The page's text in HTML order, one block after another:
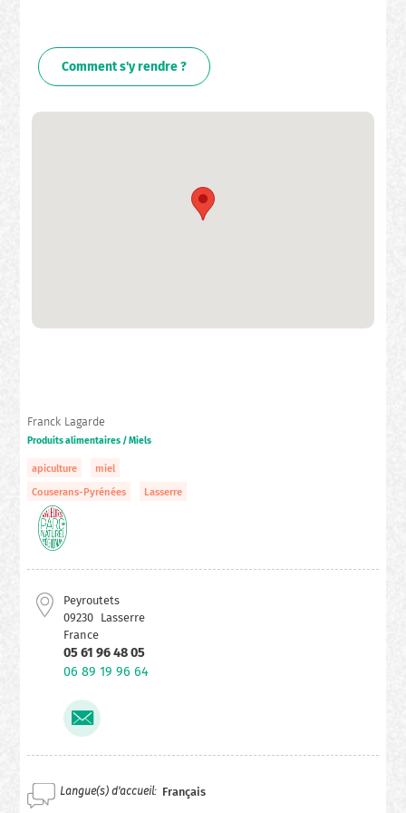
Comment s'y rendre ?
Franck Lagarde
Produits alimentaires / Miels
apiculture
miel
Couserans-Pyrénées
Lasserre
Peyroutets
09230 Lasserre
France
05 61 96 48 05
06 89 19 96 64
Langue(s) d'accueil Français